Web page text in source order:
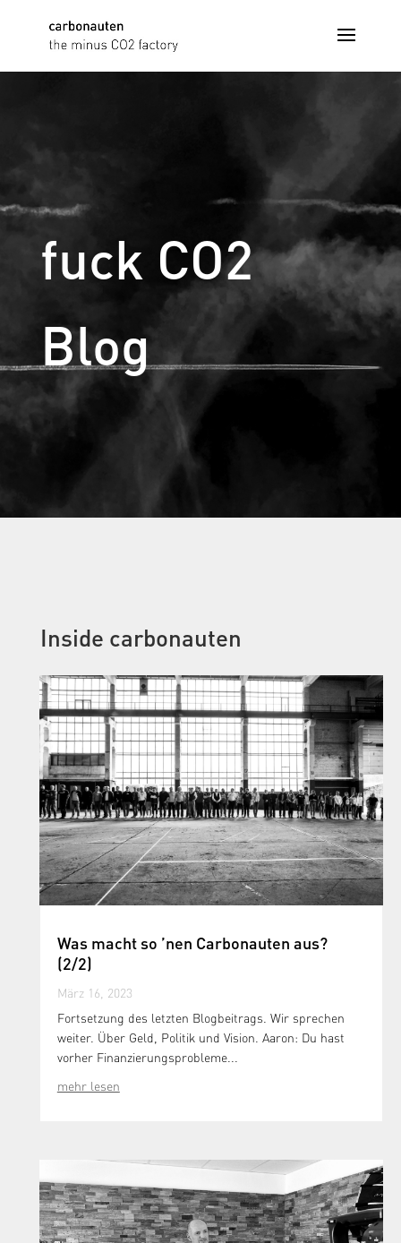
fuck CO2
Blog
Inside carbonauten
Was macht so ’nen Carbonauten aus?
(2/2)
März 16, 2023
Fortsetzung des letzten Blogbeitrags. Wir sprechen
weiter. Über Geld, Politik und Vision. Aaron: Du hast
vorher Finanzierungsprobleme...
mehr lesen